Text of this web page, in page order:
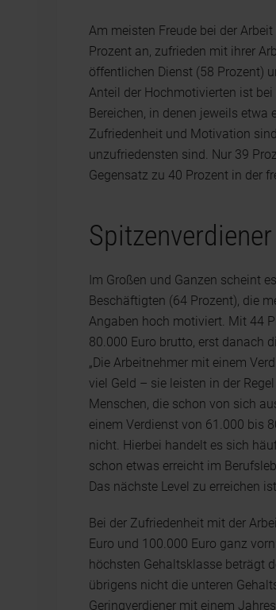
Am meisten Freude bei der
Prozent an, zufrieden mit ihrer
öffentlichen Dienst (58 Prozent)
Anteil der Hochmotivierten ist
Bereichen, in denen jeweils
Zufriedenheit und Motivation
unzufriedensten sind. Nur 39
Gegensatz zu 40 Prozent in der
Im Großen und Ganzen scheint
Beschäftigten (64 Prozent), die
Angaben hoch motiviert. Mit 44
80.000 Euro brutto, erst danach
„Die Arbeitnehmer mit einem
viel Geld – sie leisten in der
Menschen, die schon von sich
einem Verdienst von 61.000 bis
nicht. Hierbei handelt es sich
schon etwas erreicht im
Das nächste Level zu erreichen
Bei der Zufriedenheit mit der
Euro und 100.000 Euro ganz
höchsten Gehaltsklasse beträgt
übrigens nicht die unteren
Geringverdiener mit einem